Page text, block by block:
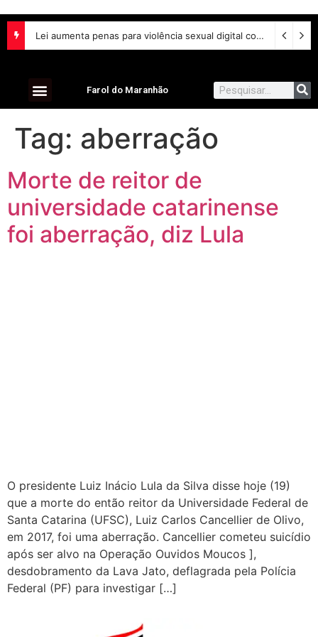
Lei aumenta penas para violência sexual digital contra crianças e adolescentes e endurece punições
Farol do Maranhão
Tag: aberração
Morte de reitor de
universidade catarinense
foi aberração, diz Lula
O presidente Luiz Inácio Lula da Silva disse hoje (19)
que a morte do então reitor da Universidade Federal de
Santa Catarina (UFSC), Luiz Carlos Cancellier de Olivo,
em 2017, foi uma aberração. Cancellier cometeu suicídio
após ser alvo na Operação Ouvidos Moucos ],
desdobramento da Lava Jato, deflagrada pela Polícia
Federal (PF) para investigar […]